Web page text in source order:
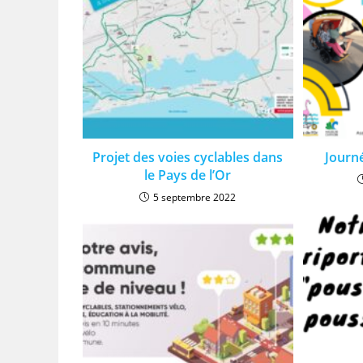
Projet des voies cyclables dans
le Pays de l’Or
5 septembre 2022